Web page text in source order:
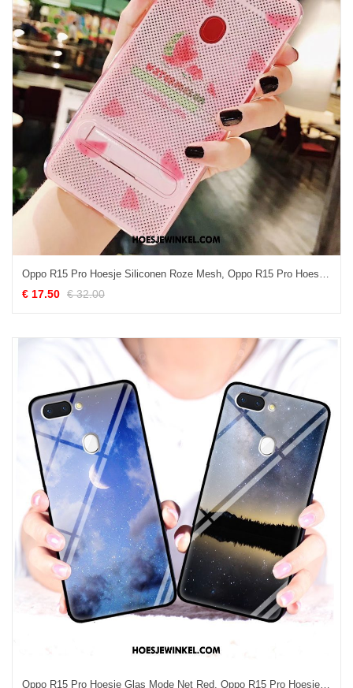
Oppo R15 Pro Hoesje Siliconen Roze Mesh, Oppo R15 Pro Hoesje Lichte En Dun Het Uitstralen
€ 17.50 € 32.00
Oppo R15 Pro Hoesje Glas Mode Net Red, Oppo R15 Pro Hoesje Blauw Achterklep